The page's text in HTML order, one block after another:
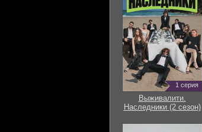
1 серия
Выживалити.
Наследники (2 сезон)